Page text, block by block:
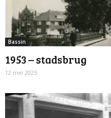
Bassin
1953 – stadsbrug
12 mei 2025